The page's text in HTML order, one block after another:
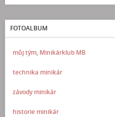
FOTOALBUM
můj tým, Minikárklub MB
technika minikár
závody minikár
historie minikár